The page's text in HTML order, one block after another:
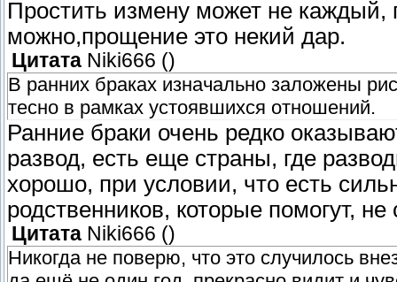
Простить измену может не
можно,прощение это некий дар.
Цитата Niki666 ()
В ранних браках изначально заложены
тесно в рамках устоявшихся отношений.
Ранние браки очень редко
развод, есть еще страны, где
хорошо, при условии, что есть
родственников, которые помогут,
Цитата Niki666 ()
Никогда не поверю, что это случилось